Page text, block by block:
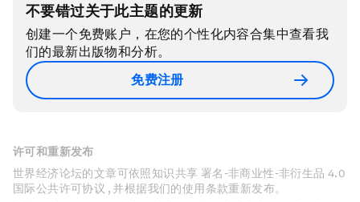
不要错过关于此主题的更新
创建一个免费账户，在您的个性化内容合集中查看我
们的最新出版物和分析。
免费注册
许可和重新发布
世界经济论坛的文章可依照知识共享 署名-非商业性-非衍生品 4.0
国际公共许可协议 , 并根据我们的使用条款重新发布。